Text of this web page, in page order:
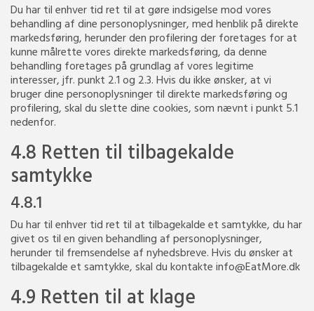
Du har til enhver tid ret til at gøre indsigelse mod vores
behandling af dine personoplysninger, med henblik på direkte
markedsføring, herunder den profilering der foretages for at
kunne målrette vores direkte markedsføring, da denne
behandling foretages på grundlag af vores legitime
interesser, jfr. punkt 2.1 og 2.3. Hvis du ikke ønsker, at vi
bruger dine personoplysninger til direkte markedsføring og
profilering, skal du slette dine cookies, som nævnt i punkt 5.1
nedenfor.
4.8 Retten til tilbagekalde
samtykke
4.8.1
Du har til enhver tid ret til at tilbagekalde et samtykke, du har
givet os til en given behandling af personoplysninger,
herunder til fremsendelse af nyhedsbreve. Hvis du ønsker at
tilbagekalde et samtykke, skal du kontakte info@EatMore.dk
4.9 Retten til at klage